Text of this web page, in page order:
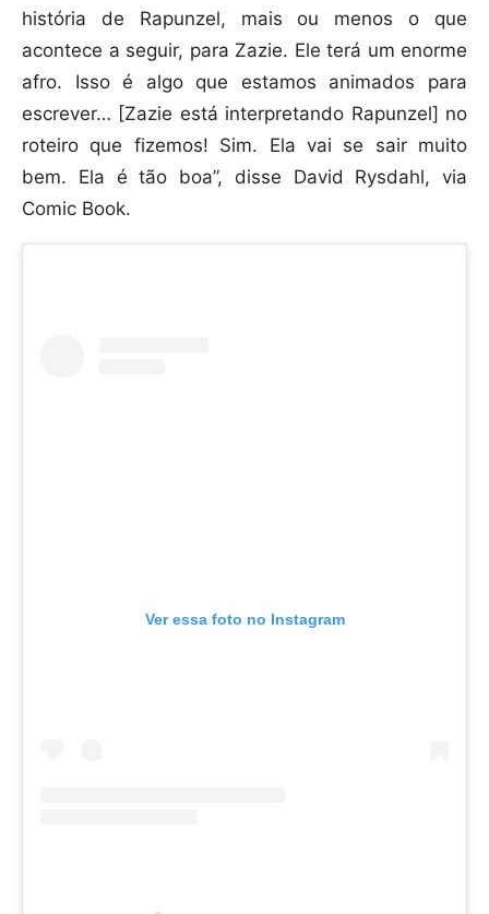
história de Rapunzel, mais ou menos o que
acontece a seguir, para Zazie. Ele terá um enorme
afro. Isso é algo que estamos animados para
escrever… [Zazie está interpretando Rapunzel] no
roteiro que fizemos! Sim. Ela vai se sair muito
bem. Ela é tão boa”, disse David Rysdahl, via
Comic Book.
Ver essa foto no Instagram